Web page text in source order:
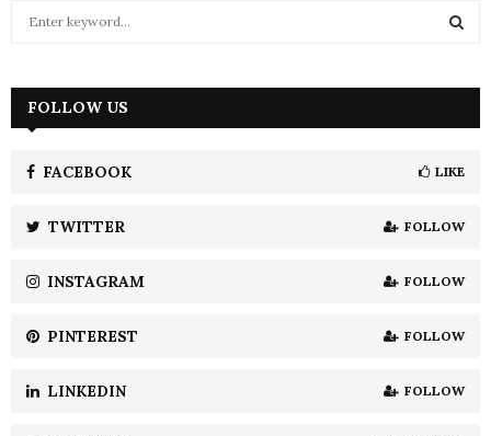
h
H
FOLLOW US
FACEBOOK LIKE
TWITTER FOLLOW
INSTAGRAM FOLLOW
PINTEREST FOLLOW
LINKEDIN FOLLOW